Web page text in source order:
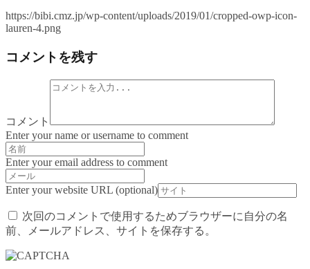
https://bibi.cmz.jp/wp-content/uploads/2019/01/cropped-owp-icon-
lauren-4.png
コメントを残す
コメント
Enter your name or username to comment
Enter your email address to comment
Enter your website URL (optional)
次回のコメントで使用するためブラウザーに自分の名
前、メールアドレス、サイトを保存する。